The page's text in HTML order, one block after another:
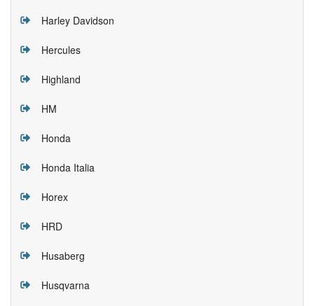
Harley Davidson
Hercules
Highland
HM
Honda
Honda Italia
Horex
HRD
Husaberg
Husqvarna